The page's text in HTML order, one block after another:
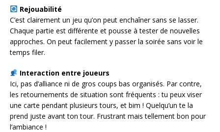
Rejouabilité
C’est clairement un jeu qu’on peut enchaîner sans se lasser.
Chaque partie est différente et pousse à tester de nouvelles
approches. On peut facilement y passer la soirée sans voir le
temps filer.
Interaction entre joueurs
Ici, pas d’alliance ni de gros coups bas organisés. Par contre,
les retournements de situation sont fréquents : tu peux viser
une carte pendant plusieurs tours, et bim ! Quelqu’un te la
prend juste avant ton tour. Frustrant mais tellement bon pour
l’ambiance !